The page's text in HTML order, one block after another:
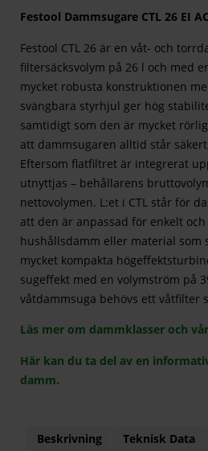
Festool Dammsugare CTL 26 EI AC
Festool CTL 26 är en våt- och
filtersäcksvolym på 26 l och med
mycket robusta konstruktionen
svängbara styrhjul ger hög
samtidigt som den är mycket
att dammsugaren alltid står
Eftersom flatfiltret är integrerat
utnyttjas – behållarens
nettovolymen. L:et i CTL står för
att den är anpassad för enkelt och
hushållsdamm eller material som
mycket kompakta
sugeffekt med en volymström på
våtdammsuga behövs ett våtfilter
Läs mer om dammklasser och
Här kan du ta del av en
damm.
Beskrivning Teknisk Data